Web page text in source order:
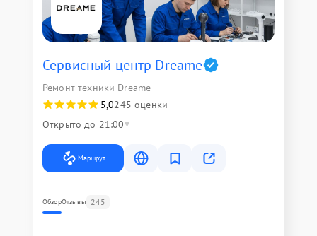
Сервисный центр Dreame
Ремонт техники Dreame
5,0245 оценки
Открыто до 21:00
Маршрут
ОбзорОтзывы 245